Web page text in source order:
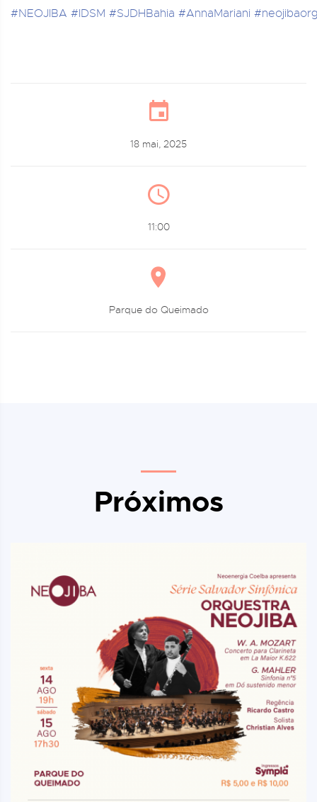
#NEOJIBA #IDSM #SJDHBahia #AnnaMariani
18 mai, 2025
11:00
Parque do Queimado
Próximos